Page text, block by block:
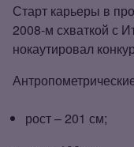
Старт карьеры в
2008‑м схваткой с
нокаутировал
рост – 201 см;